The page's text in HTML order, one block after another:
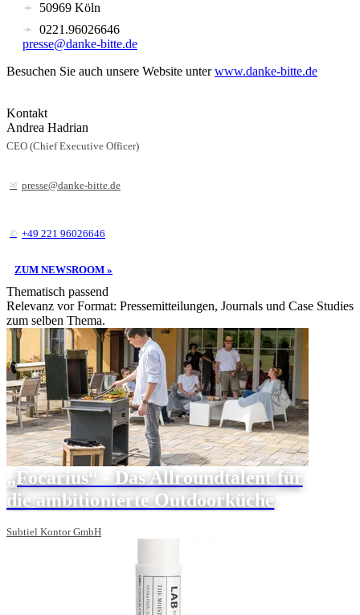
50969 Köln
0221.96026646
presse@danke-bitte.de
Besuchen Sie auch unsere Website unterwww.danke-bitte.de
Kontakt
Andrea Hadrian
CEO (Chief Executive Officer)
presse@danke-bitte.de
+49 221 96026646
ZUM NEWSROOM »
Thematisch passend
Relevanz vor Format: Pressemitteilungen, Journals und Case Studies
zum selben Thema.
„Focarius“ - Das Allroundtalent für
die ambitionierte Outdoorküche
Subtiel Kontor GmbH